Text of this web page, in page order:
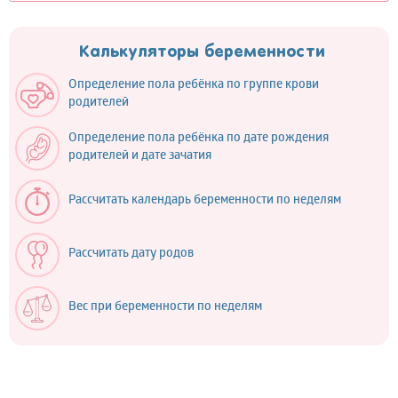
Калькуляторы беременности
Определение пола ребёнка по группе крови
родителей
Определение пола ребёнка по дате рождения
родителей и дате зачатия
Рассчитать календарь беременности по неделям
Рассчитать дату родов
Вес при беременности по неделям